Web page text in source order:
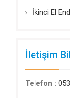
İkinci El
İletişim
Telefon :